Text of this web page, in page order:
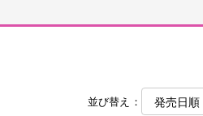
並び替え：